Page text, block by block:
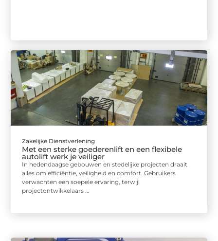
Zakelijke Dienstverlening
Met een sterke goederenlift en een flexibele
autolift werk je veiliger
In hedendaagse gebouwen en stedelijke projecten draait
alles om efficiëntie, veiligheid en comfort. Gebruikers
verwachten een soepele ervaring, terwijl
projectontwikkelaars ...